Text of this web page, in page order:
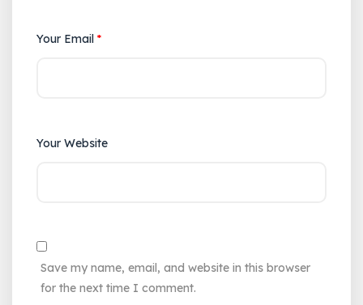
Your Email *
Your Website
Save my name, email, and website in this browser
for the next time I comment.